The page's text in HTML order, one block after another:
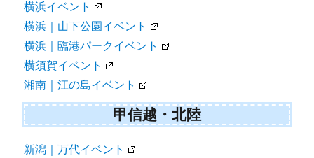
横浜イベント
横浜｜山下公園イベント
横浜｜臨港パークイベント
横須賀イベント
湘南｜江の島イベント
甲信越・北陸
新潟｜万代イベント